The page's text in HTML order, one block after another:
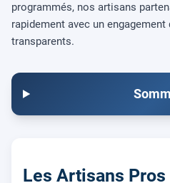
programmés, nos artisans
rapidement avec un
transparents.
Les Artisans Pros